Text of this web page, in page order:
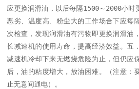
应更换润滑油，以后每隔1500～2000小时
恶劣、温度高、粉尘大的工作场合下应每
次检查，发现润滑油有污物即更换润滑油
长减速机的使用寿命，提高经济效益。五
减速机冷却下来无燃烧危险为止，但仍应
后，油的粘度增大，放油困难。（注意：
止无意间通电）。